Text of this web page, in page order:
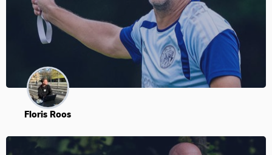
Floris Roos